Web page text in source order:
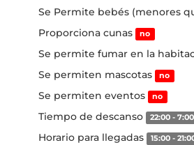
Se Permite bebés (menores
Proporciona cunas no
Se permite fumar en la
Se permiten mascotas no
Se permiten eventos no
Tiempo de descanso 22:00 - 7:00
Horario para llegadas 15:00 -